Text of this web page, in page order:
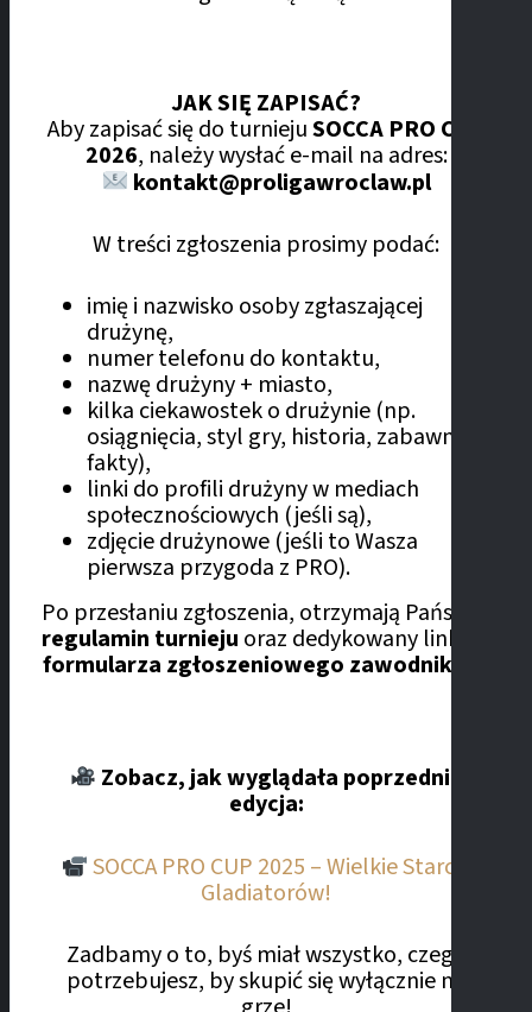
JAK SIĘ ZAPISAĆ?
Aby zapisać się do turniejuSOCCA PRO CUP
2026, należy wysłać e-mail na adres:
kontakt@proligawroclaw.pl
W treści zgłoszenia prosimy podać:
imię i nazwisko osoby zgłaszającej
drużynę,
numer telefonu do kontaktu,
nazwę drużyny + miasto,
kilka ciekawostek o drużynie (np.
osiągnięcia, styl gry, historia, zabawne
fakty),
linki do profili drużyny w mediach
społecznościowych (jeśli są),
zdjęcie drużynowe (jeśli to Wasza
pierwsza przygoda z PRO).
Po przesłaniu zgłoszenia, otrzymają Państwo
regulamin turnieju oraz dedykowany link do
formularza zgłoszeniowego zawodników
Zobacz, jak wyglądała poprzednia
edycja:
SOCCA PRO CUP 2025 – Wielkie Starcie
Gladiatorów!
Zadbamy o to, byś miał wszystko, czego
potrzebujesz, by skupić się wyłącznie na